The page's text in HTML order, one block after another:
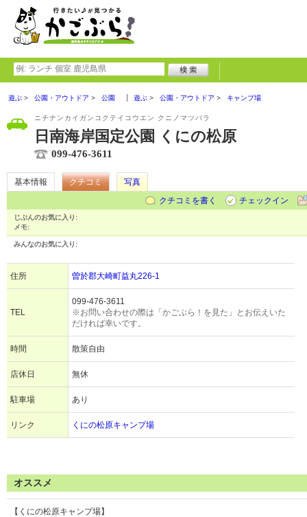
遊ぶ 公園・アウトドア 公園 遊ぶ 公園・アウトドア キャンプ場
ニチナンカイガンコクテイコウエン クニノマツバラ
日南海岸国定公園 くにの松原
099-476-3611
基本情報 クチコミ
写真
クチコミを書く
チェックイン
じぶんのお気に入り:
メモ:
みんなのお気に入り:
住所 曽於郡大崎町益丸226-1
TEL
099-476-3611
※お問い合わせの際は「かごぶら！を見た」とお伝えいた
だければ幸いです。
時間 散策自由
店休日 無休
駐車場 あり
リンク くにの松原キャンプ場
オススメ
【くにの松原キャンプ場】